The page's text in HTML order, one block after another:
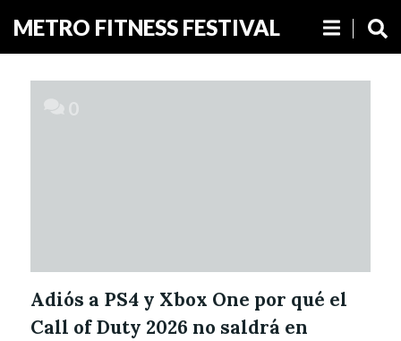
METRO FITNESS FESTIVAL
Adiós a PS4 y Xbox One por qué el
Call of Duty 2026 no saldrá en